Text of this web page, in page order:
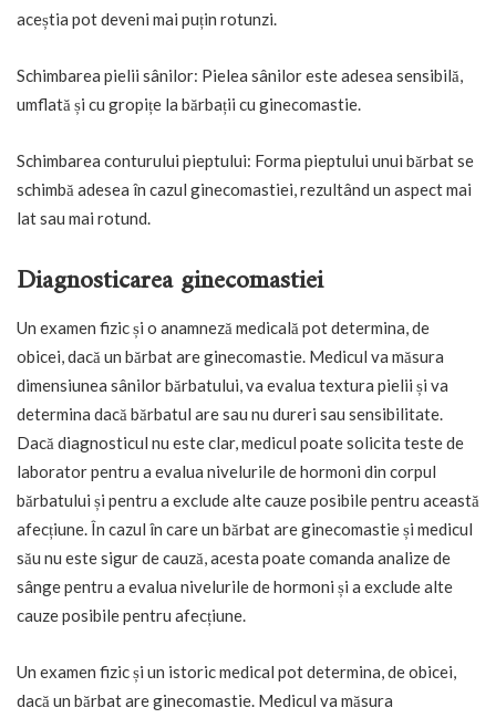
aceștia pot deveni mai puțin rotunzi.
Schimbarea pielii sânilor: Pielea sânilor este adesea sensibilă,
umflată și cu gropițe la bărbații cu ginecomastie.
Schimbarea conturului pieptului: Forma pieptului unui bărbat se
schimbă adesea în cazul ginecomastiei, rezultând un aspect mai
lat sau mai rotund.
Diagnosticarea ginecomastiei
Un examen fizic și o anamneză medicală pot determina, de
obicei, dacă un bărbat are ginecomastie. Medicul va măsura
dimensiunea sânilor bărbatului, va evalua textura pielii și va
determina dacă bărbatul are sau nu dureri sau sensibilitate.
Dacă diagnosticul nu este clar, medicul poate solicita teste de
laborator pentru a evalua nivelurile de hormoni din corpul
bărbatului și pentru a exclude alte cauze posibile pentru această
afecțiune. În cazul în care un bărbat are ginecomastie și medicul
său nu este sigur de cauză, acesta poate comanda analize de
sânge pentru a evalua nivelurile de hormoni și a exclude alte
cauze posibile pentru afecțiune.
Un examen fizic și un istoric medical pot determina, de obicei,
dacă un bărbat are ginecomastie. Medicul va măsura